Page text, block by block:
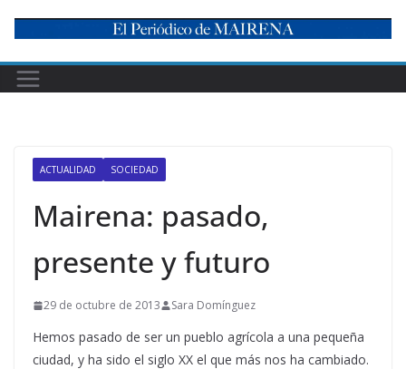
content
ACTUALIDAD SOCIEDAD
Mairena: pasado,
presente y futuro
29 de octubre de 2013 Sara Domínguez
Hemos pasado de ser un pueblo agrícola a una pequeña
ciudad, y ha sido el siglo XX el que más nos ha cambiado.